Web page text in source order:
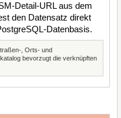
Detail-URL aus dem
den Datensatz direkt
Datenbasis.
, Orts- und
bevorzugt die verknüpften